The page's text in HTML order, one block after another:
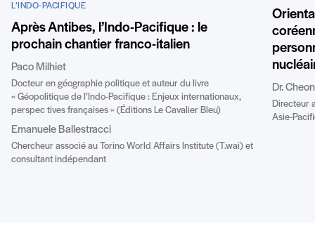
L’INDO-PACIFIQUE
Après Antibes, l’Indo-Pacifique : le
prochain chantier franco-italien
Paco Milhiet
Docteur en géographie politique et auteur du livre
« Géopolitique de l’Indo-Pacifique : Enjeux internationaux,
perspec tives françaises » (Éditions Le Cavalier Bleu)
Emanuele Ballestracci
Chercheur associé au Torino World Affairs Institute (T.wai) et
consultant indépendant
Dr.
Directeur
Asie-